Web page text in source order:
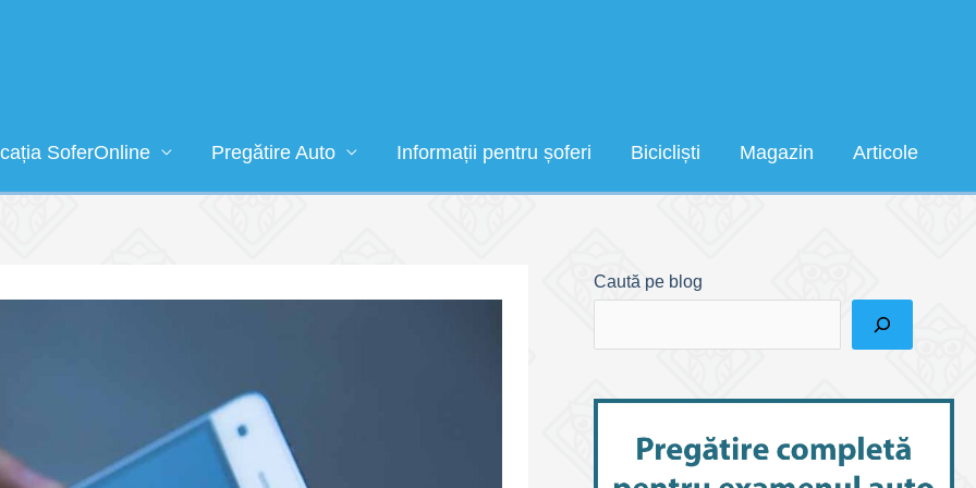
SoferOnline Pregătire Auto Informații pentru șoferi Bicicliști Magazin Articole
Caută pe blog